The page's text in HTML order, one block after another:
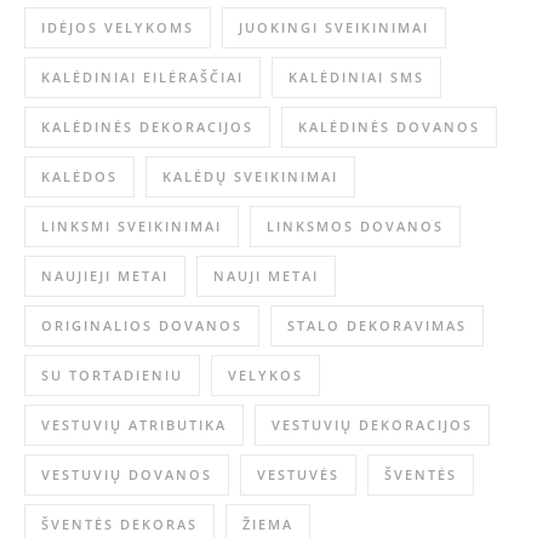
IDĖJOS VELYKOMS JUOKINGI SVEIKINIMAI
KALĖDINIAI EILĖRAŠČIAI KALĖDINIAI SMS
KALĖDINĖS DEKORACIJOS KALĖDINĖS DOVANOS
KALĖDOS KALĖDŲ SVEIKINIMAI
LINKSMI SVEIKINIMAI LINKSMOS DOVANOS
NAUJIEJI METAI NAUJI METAI
ORIGINALIOS DOVANOS STALO DEKORAVIMAS
SU TORTADIENIU VELYKOS
VESTUVIŲ ATRIBUTIKA VESTUVIŲ DEKORACIJOS
VESTUVIŲ DOVANOS VESTUVĖS ŠVENTĖS
ŠVENTĖS DEKORAS ŽIEMA